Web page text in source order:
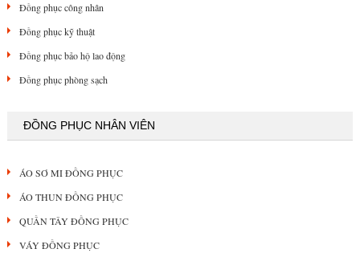
Đồng phục công nhân
Đồng phục kỹ thuật
Đồng phục bảo hộ lao động
Đồng phục phòng sạch
ĐỒNG PHỤC NHÂN VIÊN
ÁO SƠ MI ĐỒNG PHỤC
ÁO THUN ĐỒNG PHỤC
QUẦN TÂY ĐỒNG PHỤC
VÁY ĐỒNG PHỤC